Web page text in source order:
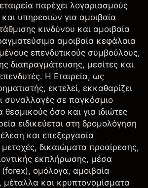
παρέχει λογαριασμούς
υπηρεσιών για αμοιβαία
κινδύνου και αμοιβαία
αμοιβαία κεφάλαια
επενδυτικούς συμβούλους,
διαπραγμάτευσης, μεσίτες και
Η Εταιρεία, ως
εκτελεί, εκκαθαρίζει
συναλλαγές σε παγκόσμιο
θεσμικούς όσο και για ιδιώτες
ειδικεύεται στη δρομολόγηση
και επεξεργασία
δικαιώματα προαίρεσης,
εκπλήρωσης, μέσα
ομόλογα, αμοιβαία
μέταλλα και κρυπτονομίσματα